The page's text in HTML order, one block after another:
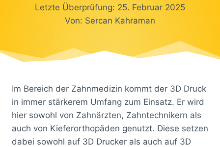
Letzte Überprüfung: 25. Februar 2025
Von: Sercan Kahraman
Im Bereich der Zahnmedizin kommt der 3D Druck
in immer stärkerem Umfang zum Einsatz. Er wird
hier sowohl von Zahnärzten, Zahntechnikern als
auch von Kieferorthopäden genutzt. Diese setzen
dabei sowohl auf 3D Drucker als auch auf 3D